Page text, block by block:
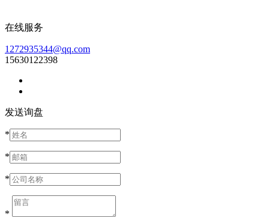
在线服务
1272935344@qq.com
15630122398
发送询盘
*
*
*
*